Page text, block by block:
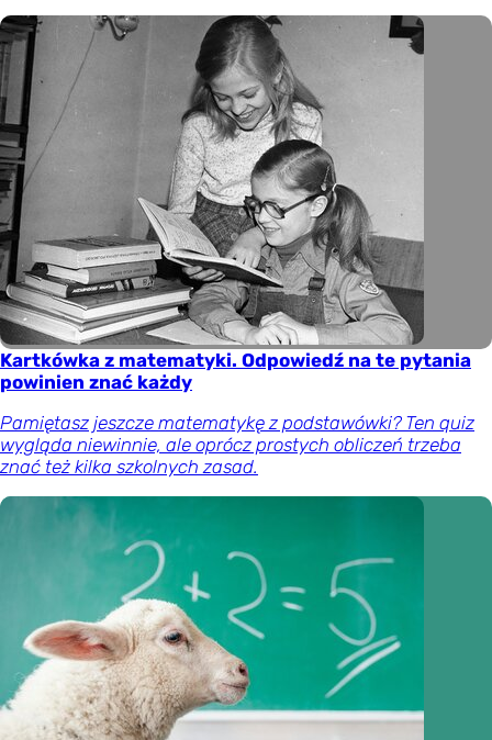
Kartkówka z matematyki. Odpowiedź na te pytania
powinien znać każdy
Pamiętasz jeszcze matematykę z podstawówki? Ten quiz
wygląda niewinnie, ale oprócz prostych obliczeń trzeba
znać też kilka szkolnych zasad.